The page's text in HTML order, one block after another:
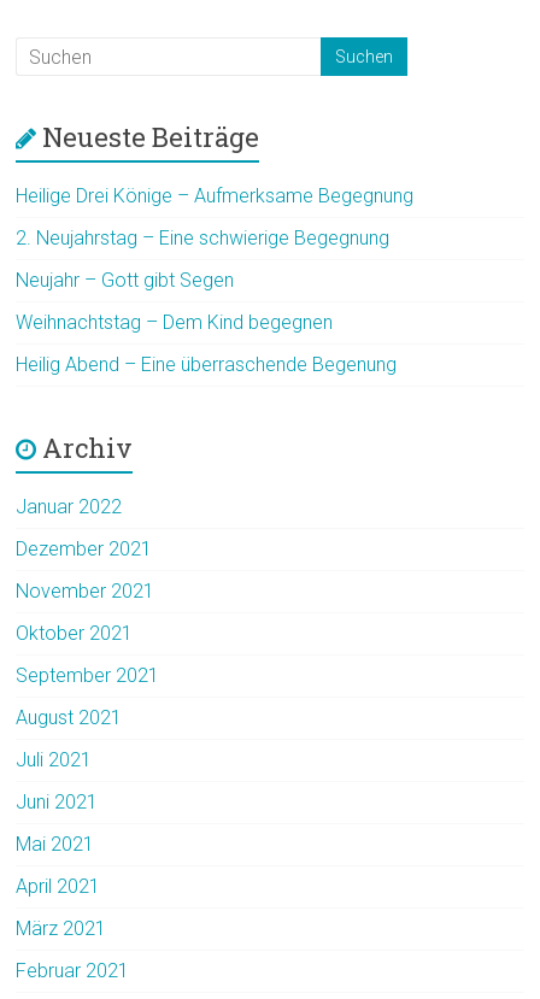
Neueste Beiträge
Heilige Drei Könige – Aufmerksame Begegnung
2. Neujahrstag – Eine schwierige Begegnung
Neujahr – Gott gibt Segen
Weihnachtstag – Dem Kind begegnen
Heilig Abend – Eine überraschende Begenung
Archiv
Januar 2022
Dezember 2021
November 2021
Oktober 2021
September 2021
August 2021
Juli 2021
Juni 2021
Mai 2021
April 2021
März 2021
Februar 2021